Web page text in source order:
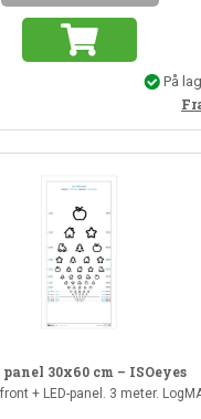
På
30x60 cm – ISOeyes
+ LED-panel. 3 meter.